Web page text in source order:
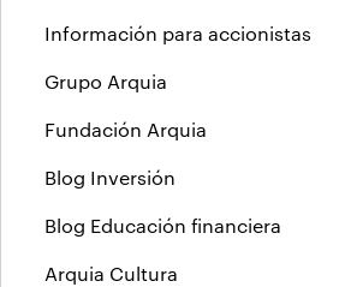
Información para accionistas
Grupo Arquia
Fundación Arquia
Blog Inversión
Blog Educación financiera
Arquia Cultura